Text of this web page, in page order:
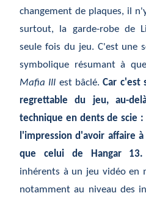
changement de plaques, il
surtout, la garde-robe de
seule fois du jeu. C'est une
symbolique résumant à
Mafia III est bâclé.Car c'est
regrettable du jeu, au-
technique en dents de scie
l'impression d'avoir affaire
que celui de Hangar 13.
inhérents à un jeu vidéo en
notamment au niveau des